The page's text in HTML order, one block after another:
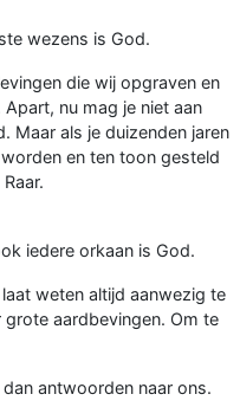
wezens is God.
die wij opgraven en
nu mag je niet aan
Maar als je duizenden jaren
en ten toon gesteld
iedere orkaan is God.
weten altijd aanwezig te
aardbevingen. Om te
antwoorden naar ons.